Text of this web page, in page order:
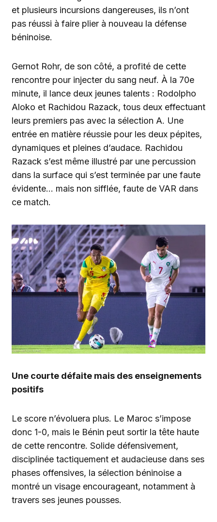
et plusieurs incursions dangereuses, ils n’ont
pas réussi à faire plier à nouveau la défense
béninoise.
Gernot Rohr, de son côté, a profité de cette
rencontre pour injecter du sang neuf. À la 70e
minute, il lance deux jeunes talents : Rodolpho
Aloko et Rachidou Razack, tous deux effectuant
leurs premiers pas avec la sélection A. Une
entrée en matière réussie pour les deux pépites,
dynamiques et pleines d’audace. Rachidou
Razack s’est même illustré par une percussion
dans la surface qui s’est terminée par une faute
évidente… mais non sifflée, faute de VAR dans
ce match.
Une courte défaite mais des enseignements
positifs
Le score n’évoluera plus. Le Maroc s’impose
donc 1-0, mais le Bénin peut sortir la tête haute
de cette rencontre. Solide défensivement,
disciplinée tactiquement et audacieuse dans ses
phases offensives, la sélection béninoise a
montré un visage encourageant, notamment à
travers ses jeunes pousses.